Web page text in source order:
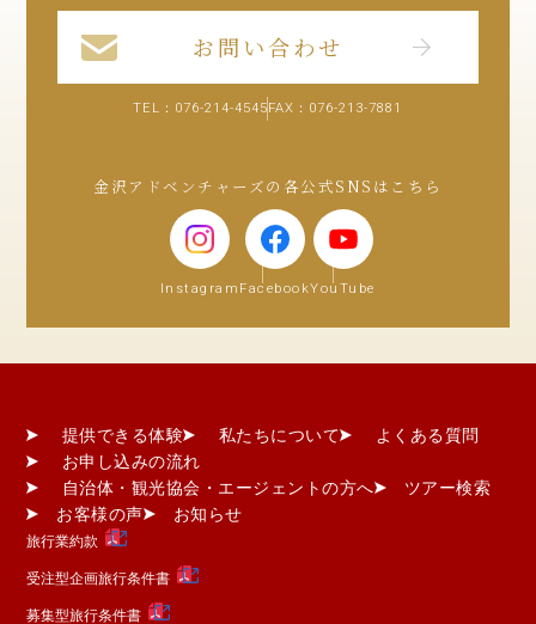
お問い合わせ
TEL： 076-214-4545FAX：076-213-7881
金沢アドベンチャーズの各公式SNSはこちら
Instagram FacebookYouTube
提供できる体験 私たちについて
よくある質問
お申し込みの流れ
自治体・観光協会・エージェントの方へ
ツアー検索
お客様の声
お知らせ
旅行業約款
受注型企画旅行条件書
募集型旅行条件書